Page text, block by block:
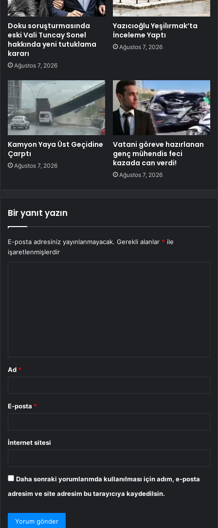
Doku soruşturmasında
eski Vali Tuncay Sonel
hakkında yeni tutuklama
kararı
Ağustos 7, 2026
Yazıcıoğlu Yeşilırmak’ta
İnceleme Yaptı
Ağustos 7, 2026
Kamyon Yaya Üst Geçidine
Çarptı
Ağustos 7, 2026
Vatani göreve hazırlanan
genç mühendis feci
kazada can verdi!
Ağustos 7, 2026
Bir yanıt yazın
E-posta adresiniz yayınlanmayacak. Gerekli alanlar * ile
işaretlenmişlerdir
Ad *
E-posta *
İnternet sitesi
Daha sonraki yorumlarımda kullanılması için adım, e-posta
adresim ve site adresim bu tarayıcıya kaydedilsin.